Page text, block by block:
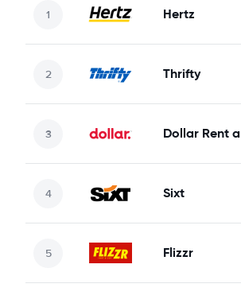
Hertz
Thrifty
Dollar Rent
Sixt
Flizzr